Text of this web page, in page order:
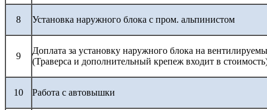
8 Установка наружного блока с пром. альпинистом
9
Доплата за установку наружного блока на
(Траверса и дополнительный крепеж входит в
10 Работа с автовышки